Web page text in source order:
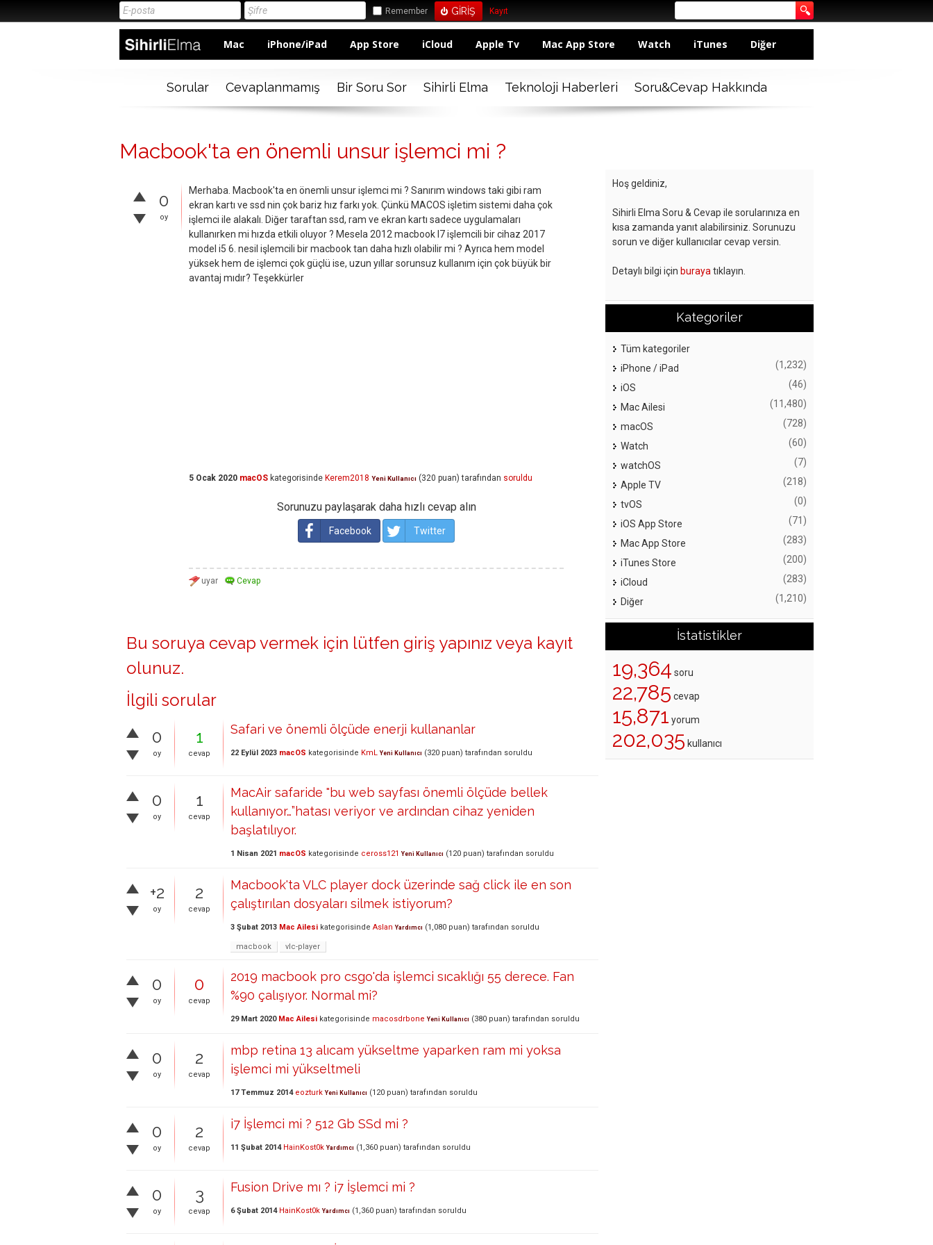
Remember Kayıt
Mac iPhone/iPad App Store iCloud Apple Tv Mac App Store Watch iTunes Diğer
Sorular Cevaplanmamış Bir Soru Sor Sihirli Elma Teknoloji Haberleri Soru&Cevap Hakkında
Macbook'ta en önemli unsur işlemci mi ?
0
oy
Merhaba. Macbook'ta en önemli unsur işlemci mi ? Sanırım windows taki gibi ram
ekran kartı ve ssd nin çok bariz hız farkı yok. Çünkü MACOS işletim sistemi daha çok
işlemci ile alakalı. Diğer taraftan ssd, ram ve ekran kartı sadece uygulamaları
kullanırken mi hızda etkili oluyor ? Mesela 2012 macbook l7 işlemcili bir cihaz 2017
model i5 6. nesil işlemcili bir macbook tan daha hızlı olabilir mi ? Ayrıca hem model
yüksek hem de işlemci çok güçlü ise, uzun yıllar sorunsuz kullanım için çok büyük bir
avantaj mıdır? Teşekkürler
5 Ocak 2020 macOS kategorisinde Kerem2018 Yeni Kullanıcı (320 puan) tarafından soruldu
Sorunuzu paylaşarak daha hızlı cevap alın
Facebook Twitter
Bu soruya cevap vermek için lütfen giriş yapınız veya kayıt
olunuz.
İlgili sorular
0
oy
1
cevap
Safari ve önemli ölçüde enerji kullananlar
22 Eylül 2023 macOS kategorisinde KmL Yeni Kullanıcı (320 puan) tarafından soruldu
0
oy
1
cevap
MacAir safaride "bu web sayfası önemli ölçüde bellek
kullanıyor…”hatası veriyor ve ardından cihaz yeniden
başlatılıyor.
1 Nisan 2021 macOS kategorisinde ceross121 Yeni Kullanıcı (120 puan) tarafından soruldu
+2
oy
2
cevap
Macbook'ta VLC player dock üzerinde sağ click ile en son
çalıştırılan dosyaları silmek istiyorum?
3 Şubat 2013 Mac Ailesi kategorisinde Aslan Yardımcı (1,080 puan) tarafından soruldu
macbook vlc-player
0
oy
0
cevap
2019 macbook pro csgo'da işlemci sıcaklığı 55 derece. Fan
%90 çalışıyor. Normal mi?
29 Mart 2020 Mac Ailesi kategorisinde macosdrbone Yeni Kullanıcı (380 puan) tarafından soruldu
0
oy
2
cevap
mbp retina 13 alıcam yükseltme yaparken ram mi yoksa
işlemci mi yükseltmeli
17 Temmuz 2014 eozturk Yeni Kullanıcı (120 puan) tarafından soruldu
0
oy
2
cevap
i7 İşlemci mi ? 512 Gb SSd mi ?
11 Şubat 2014 HainKost0k Yardımcı (1,360 puan) tarafından soruldu
0
oy
3
cevap
Fusion Drive mı ? i7 İşlemci mi ?
6 Şubat 2014 HainKost0k Yardımcı (1,360 puan) tarafından soruldu
Hoş geldiniz,
Sihirli Elma Soru & Cevap ile sorularınıza en
kısa zamanda yanıt alabilirsiniz. Sorunuzu
sorun ve diğer kullanıcılar cevap versin.
Detaylı bilgi için buraya tıklayın.
Kategoriler
Tüm kategoriler
iPhone / iPad
(1,232)
iOS (46)
Mac Ailesi (11,480)
macOS (728)
Watch (60)
watchOS (7)
Apple TV (218)
tvOS (0)
iOS App Store (71)
Mac App Store (283)
iTunes Store (200)
iCloud (283)
Diğer (1,210)
İstatistikler
19,364 soru
22,785 cevap
15,871 yorum
202,035 kullanıcı